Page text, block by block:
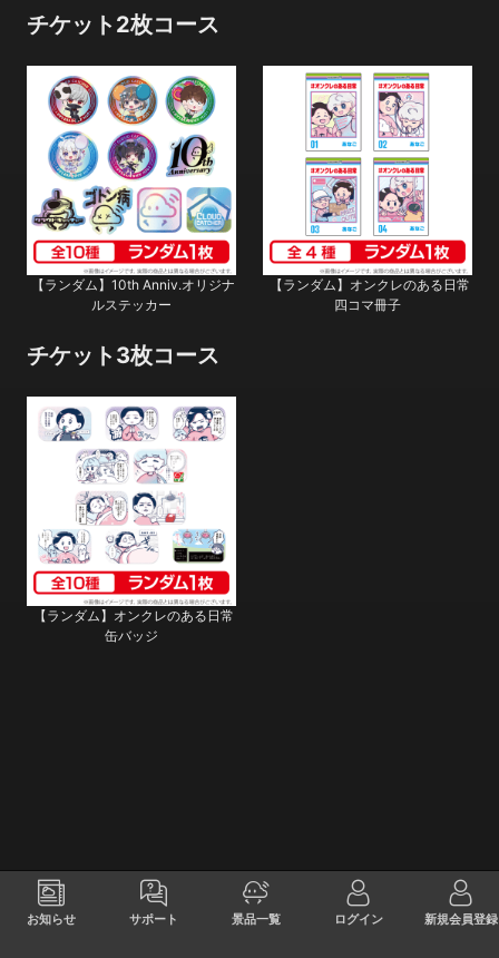
お知らせ サポート 景品一覧 ログイン 新規会員登録
チケット2枚コース
【ランダム】10th Anniv.オリジナ
ルステッカー
【ランダム】オンクレのある日常
四コマ冊子
チケット3枚コース
【ランダム】オンクレのある日常
缶バッジ